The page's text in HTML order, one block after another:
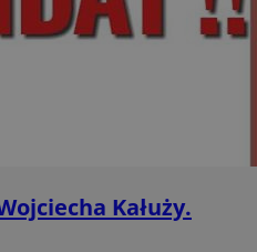
Kałuży.